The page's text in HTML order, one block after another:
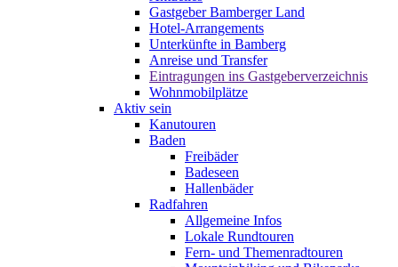
Gastgeber Bamberger Land
Hotel-Arrangements
Unterkünfte in Bamberg
Anreise und Transfer
Eintragungen ins Gastgeberverzeichnis
Wohnmobilplätze
Aktiv sein
Kanutouren
Baden
Freibäder
Badeseen
Hallenbäder
Radfahren
Allgemeine Infos
Lokale Rundtouren
Fern- und Themenradtouren